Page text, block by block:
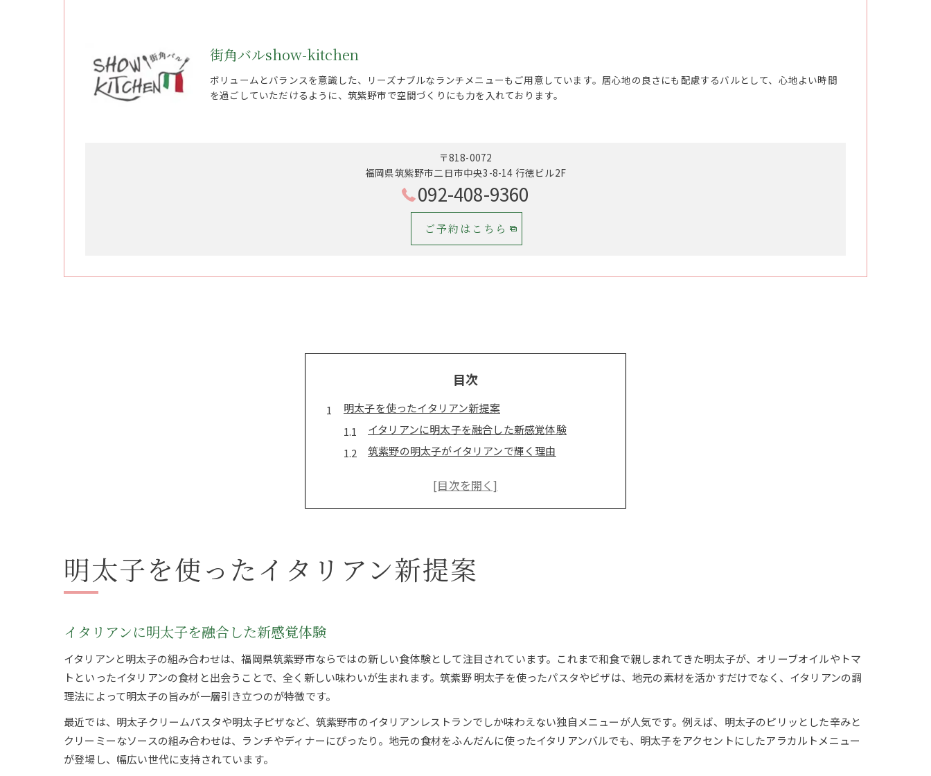
街角バルshow-kitchen
ボリュームとバランスを意識した、リーズナブルなランチメニューもご用意しています。居心地の良さにも配慮するバルとして、心地よい時間
を過ごしていただけるように、筑紫野市で空間づくりにも力を入れております。
〒818-0072
福岡県筑紫野市二日市中央3-8-14 行徳ビル2F
092-408-9360
ご予約はこちら
目次
明太子を使ったイタリアン新提案
イタリアンに明太子を融合した新感覚体験
筑紫野の明太子がイタリアンで輝く理由
明太子を活かすイタリアンの調理法とは
筑紫野市のイタリアンで明太子を堪能するコツ
イタリアンと明太子の組み合わせが生まれる背景
斬新な明太子イタリアンを楽しむなら
イタリアンで体験する明太子グルメの新境地
筑紫野市で見つかる明太子イタリアンの選択肢
明太子を使ったイタリアン新提案
イタリアンに明太子を融合した新感覚体験
イタリアンと明太子の組み合わせは、福岡県筑紫野市ならではの新しい食体験として注目されています。これまで和食で親しまれてきた明太子が、オリーブオイルやトマ
トといったイタリアンの食材と出会うことで、全く新しい味わいが生まれます。筑紫野 明太子を使ったパスタやピザは、地元の素材を活かすだけでなく、イタリアンの調
理法によって明太子の旨みが一層引き立つのが特徴です。
最近では、明太子クリームパスタや明太子ピザなど、筑紫野市のイタリアンレストランでしか味わえない独自メニューが人気です。例えば、明太子のピリッとした辛みと
クリーミーなソースの組み合わせは、ランチやディナーにぴったり。地元の食材をふんだんに使ったイタリアンバルでも、明太子をアクセントにしたアラカルトメニュー
が登場し、幅広い世代に支持されています。